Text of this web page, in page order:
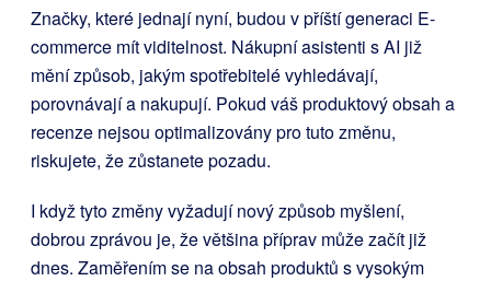
Značky, které jednají nyní, budou v příští generaci E-
commerce mít viditelnost. Nákupní asistenti s AI již
mění způsob, jakým spotřebitelé vyhledávají,
porovnávají a nakupují. Pokud váš produktový obsah a
recenze nejsou optimalizovány pro tuto změnu,
riskujete, že zůstanete pozadu.
I když tyto změny vyžadují nový způsob myšlení,
dobrou zprávou je, že většina příprav může začít již
dnes. Zaměřením se na obsah produktů s vysokým